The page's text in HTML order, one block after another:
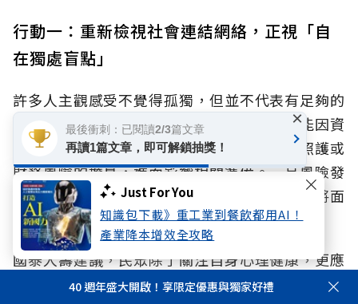
Just For You
知識包下載》重工業到餐飲都用AI！
產業降本增效全攻略
行動一：重新檢視社會連結網絡，正視「自
在獨處盲點」
許多人主觀感受不覺得孤獨，但並不代表有足夠的
社會連結。當個人缺乏實際支持網絡時，可能因資
訊接收與交流機會較少，而降低對未來醫療照護或
財務風險的擔憂，進而影響相關準備。一旦風險發
生，同時缺乏事前準備與可求助的人際支持，將面
臨更大的衝擊。
國泰人壽建議，民眾除了關注自身心理健康，更應
將「檢視社會網絡」視為與健康檢查、財務與退休
40 週年盛大開啟！享限定優惠與獨家好禮
最後衝刺：已閱讀2/3篇文章
再讀1篇文章，即可解鎖抽獎！
×